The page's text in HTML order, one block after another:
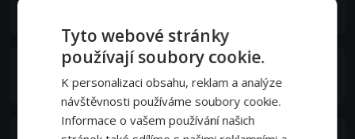
Nando Vázquez
Nando
Tyto webové stránky
používají soubory cookie.
K personalizaci obsahu, reklam a analýze
návštěvnosti používáme soubory cookie.
Informace o vašem používání našich